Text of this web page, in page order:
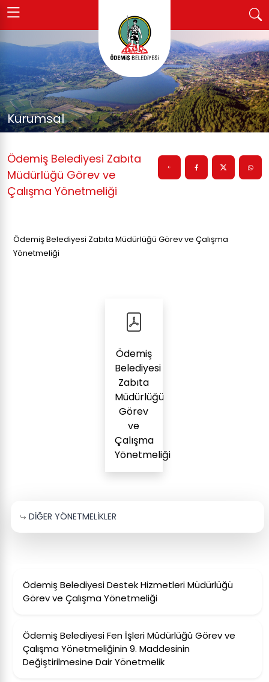
Kurumsal
Ödemiş Belediyesi Zabıta
Müdürlüğü Görev ve
Çalışma Yönetmeliği
Ödemiş Belediyesi Zabıta Müdürlüğü Görev ve Çalışma
Yönetmeliği
Ödemiş
Belediyesi
Zabıta
Müdürlüğü
Görev
ve
Çalışma
Yönetmeliği
DİĞER YÖNETMELİKLER
Ödemiş Belediyesi Destek Hizmetleri Müdürlüğü
Görev ve Çalışma Yönetmeliği
Ödemiş Belediyesi Fen İşleri Müdürlüğü Görev ve
Çalışma Yönetmeliğinin 9. Maddesinin
Değiştirilmesine Dair Yönetmelik